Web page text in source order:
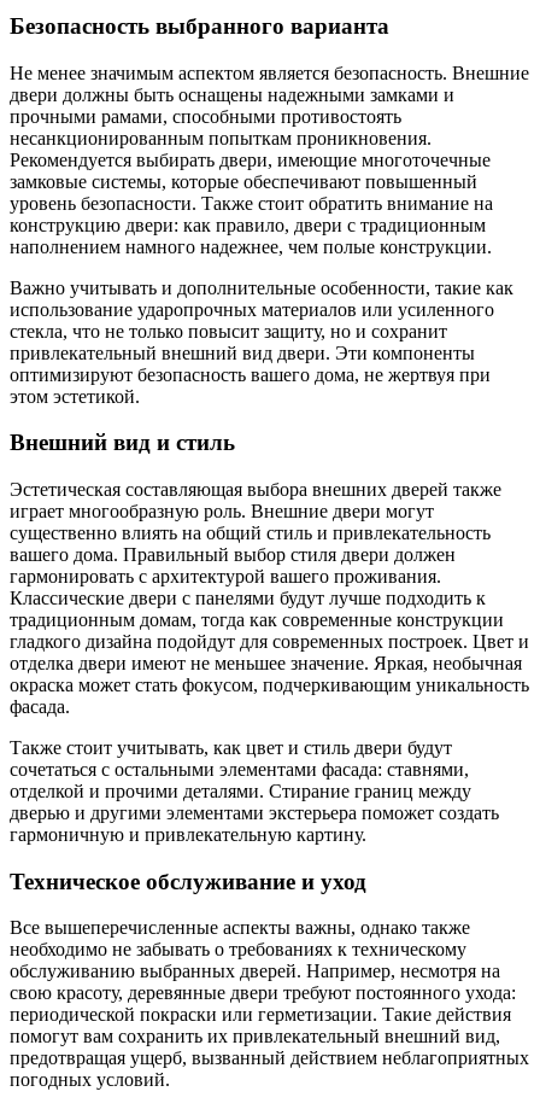
Безопасность выбранного варианта
Не менее значимым аспектом является безопасность. Внешние
двери должны быть оснащены надежными замками и
прочными рамами, способными противостоять
несанкционированным попыткам проникновения.
Рекомендуется выбирать двери, имеющие многоточечные
замковые системы, которые обеспечивают повышенный
уровень безопасности. Также стоит обратить внимание на
конструкцию двери: как правило, двери с традиционным
наполнением намного надежнее, чем полые конструкции.
Важно учитывать и дополнительные особенности, такие как
использование ударопрочных материалов или усиленного
стекла, что не только повысит защиту, но и сохранит
привлекательный внешний вид двери. Эти компоненты
оптимизируют безопасность вашего дома, не жертвуя при
этом эстетикой.
Внешний вид и стиль
Эстетическая составляющая выбора внешних дверей также
играет многообразную роль. Внешние двери могут
существенно влиять на общий стиль и привлекательность
вашего дома. Правильный выбор стиля двери должен
гармонировать с архитектурой вашего проживания.
Классические двери с панелями будут лучше подходить к
традиционным домам, тогда как современные конструкции
гладкого дизайна подойдут для современных построек. Цвет и
отделка двери имеют не меньшее значение. Яркая, необычная
окраска может стать фокусом, подчеркивающим уникальность
фасада.
Также стоит учитывать, как цвет и стиль двери будут
сочетаться с остальными элементами фасада: ставнями,
отделкой и прочими деталями. Стирание границ между
дверью и другими элементами экстерьера поможет создать
гармоничную и привлекательную картину.
Техническое обслуживание и уход
Все вышеперечисленные аспекты важны, однако также
необходимо не забывать о требованиях к техническому
обслуживанию выбранных дверей. Например, несмотря на
свою красоту, деревянные двери требуют постоянного ухода:
периодической покраски или герметизации. Такие действия
помогут вам сохранить их привлекательный внешний вид,
предотвращая ущерб, вызванный действием неблагоприятных
погодных условий.